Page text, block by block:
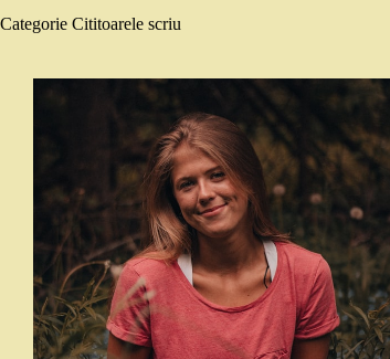
Categorie Cititoarele scriu